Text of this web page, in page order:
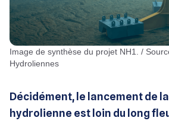
Image de synthèse du projet NH1. / Source : Normandie
Hydroliennes
Décidément, le lancement de
hydrolienne est loin du long